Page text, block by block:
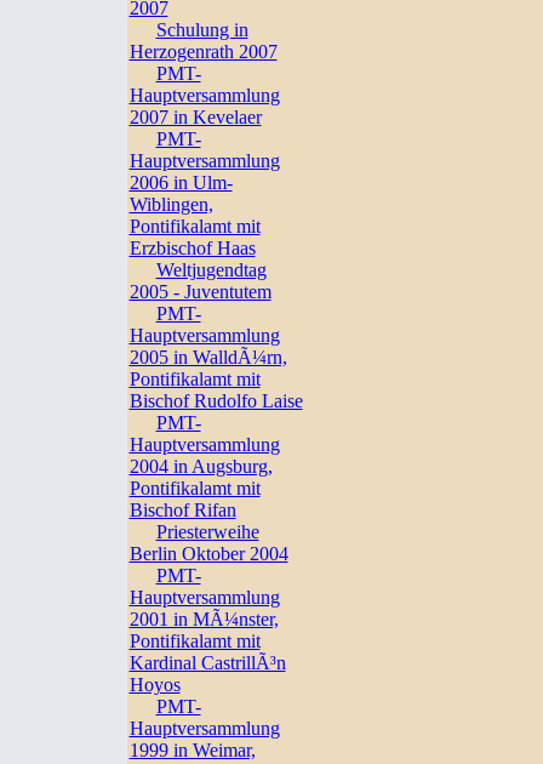
2007
Schulung in
Herzogenrath 2007
PMT-
Hauptversammlung
2007 in Kevelaer
PMT-
Hauptversammlung
2006 in Ulm-
Wiblingen,
Pontifikalamt mit
Erzbischof Haas
Weltjugendtag
2005 - Juventutem
PMT-
Hauptversammlung
2005 in WalldÃ¼rn,
Pontifikalamt mit
Bischof Rudolfo Laise
PMT-
Hauptversammlung
2004 in Augsburg,
Pontifikalamt mit
Bischof Rifan
Priesterweihe
Berlin Oktober 2004
PMT-
Hauptversammlung
2001 in MÃ¼nster,
Pontifikalamt mit
Kardinal CastrillÃ³n
Hoyos
PMT-
Hauptversammlung
1999 in Weimar,